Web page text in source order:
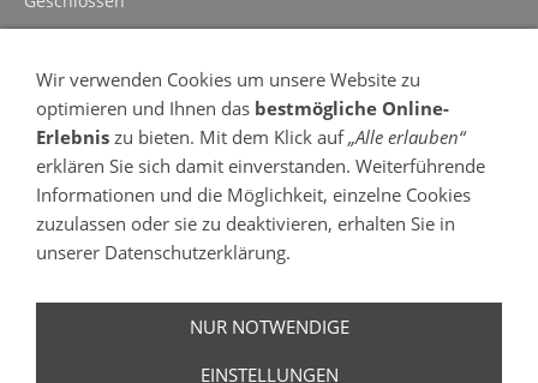
Vereinbaren und verwalten Sie Ihre Termin einfach, schnell
und kostenlos online
- 24 Stunden am Tag
- 7 Tage in der Woche
Termin vereinbaren
OFFENE SPRECHSTUNDE
offene Sprechstunde)
Begrenzte Patientenzahl / weitere Informationen
Wir verwenden Cookies um unsere Website zu
optimieren und Ihnen das bestmögliche Online-
Erlebnis zu bieten. Mit dem Klick auf„Alle erlauben“
erklären Sie sich damit einverstanden. Weiterführende
Informationen und die Möglichkeit, einzelne Cookies
zuzulassen oder sie zu deaktivieren, erhalten Sie in
unserer Datenschutzerklärung.
NUR NOTWENDIGE
EINSTELLUNGEN